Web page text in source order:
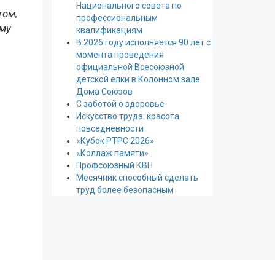
Национального совета по
профессиональным
квалификациям
В 2026 году исполняется 90 лет с
момента проведения
официальной Всесоюзной
детской елки в Колонном зале
Дома Союзов
С заботой о здоровье
Искусство труда: красота
повседневности
«Кубок РТРС 2026»
«Коллаж памяти»
Профсоюзный КВН
Месячник способный сделать
труд более безопасным